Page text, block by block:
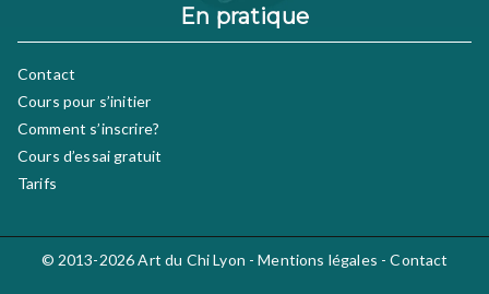
En pratique
Contact
Cours pour s’initier
Comment s’inscrire?
Cours d’essai gratuit
Tarifs
© 2013-2026Art du Chi Lyon -Mentions légales -Contact